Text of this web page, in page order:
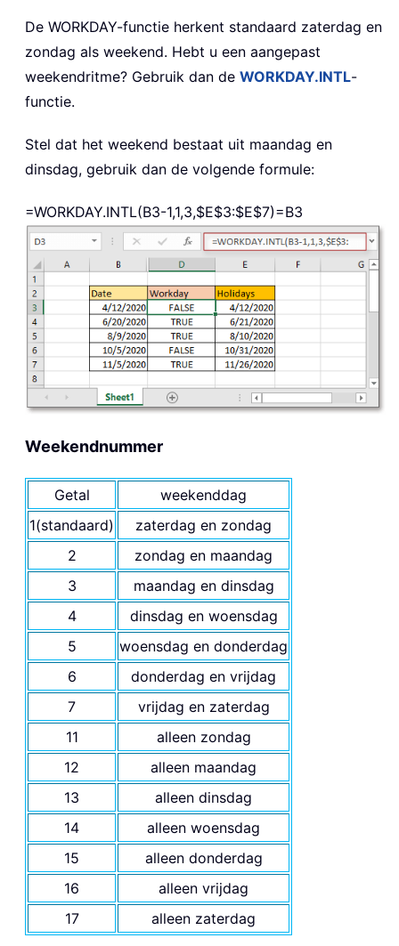
De WORKDAY-functie herkent standaard zaterdag en
zondag als weekend. Hebt u een aangepast
weekendritme? Gebruik dan de WORKDAY.INTL-
functie.
Stel dat het weekend bestaat uit maandag en
dinsdag, gebruik dan de volgende formule:
=WORKDAY.INTL(B3-1,1,3,$E$3:$E$7)=B3
Weekendnummer
Getal
weekenddag
1(standaard)
zaterdag en zondag
2
zondag en maandag
3
maandag en dinsdag
4
dinsdag en woensdag
5
woensdag en donderdag
6
donderdag en vrijdag
7
vrijdag en zaterdag
11
alleen zondag
12
alleen maandag
13
alleen dinsdag
14
alleen woensdag
15
alleen donderdag
16
alleen vrijdag
17
alleen zaterdag